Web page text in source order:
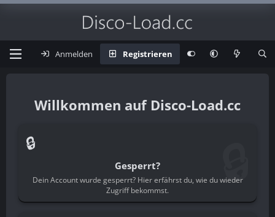
Anmelden Registrieren
Disco-Load.cc
🔒
Gesperrt?
Dein Account wurde gesperrt? Hier erfährst du, wie du wieder
Zugriff bekommst.
🔒